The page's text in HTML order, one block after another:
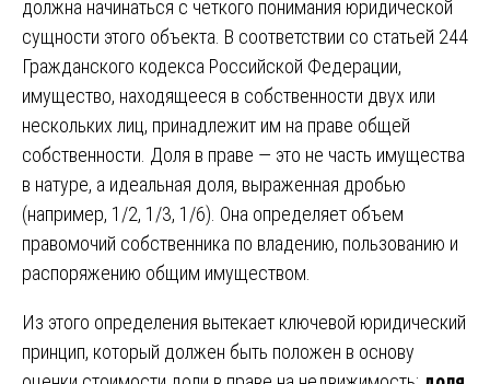
должна начинаться с четкого понимания юридической
сущности этого объекта. В соответствии со статьей 244
Гражданского кодекса Российской Федерации,
имущество, находящееся в собственности двух или
нескольких лиц, принадлежит им на праве общей
собственности. Доля в праве — это не часть имущества
в натуре, а идеальная доля, выраженная дробью
(например, 1/2, 1/3, 1/6). Она определяет объем
правомочий собственника по владению, пользованию и
распоряжению общим имуществом.
Из этого определения вытекает ключевой юридический
принцип, который должен быть положен в основу